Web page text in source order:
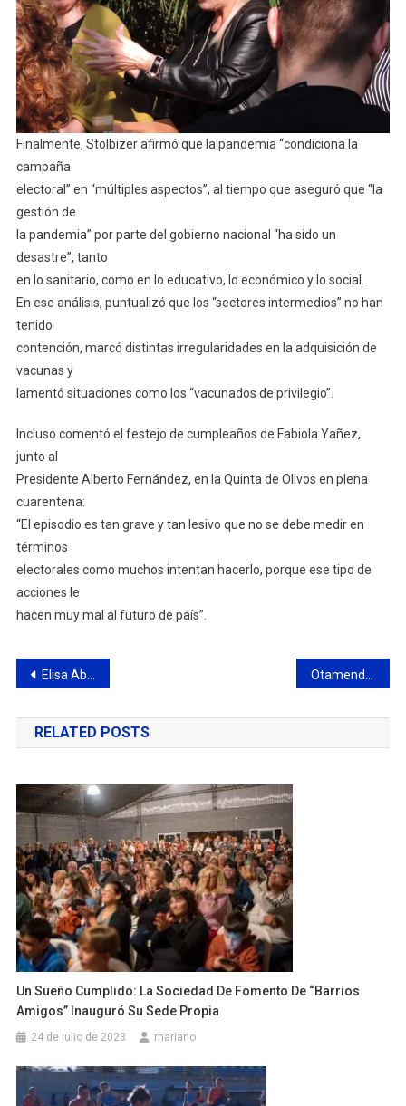
Finalmente, Stolbizer afirmó que la pandemia “condiciona la
campaña
electoral” en “múltiples aspectos”, al tiempo que aseguró que “la
gestión de
la pandemia” por parte del gobierno nacional “ha sido un
desastre”, tanto
en lo sanitario, como en lo educativo, lo económico y lo social.
En ese análisis, puntualizó que los “sectores intermedios” no han
tenido
contención, marcó distintas irregularidades en la adquisición de
vacunas y
lamentó situaciones como los “vacunados de privilegio”.
Incluso comentó el festejo de cumpleaños de Fabiola Yañez,
junto al
Presidente Alberto Fernández, en la Quinta de Olivos en plena
cuarentena:
“El episodio es tan grave y tan lesivo que no se debe medir en
términos
electorales como muchos intentan hacerlo, porque ese tipo de
acciones le
hacen muy mal al futuro de país”.
Navegación
de
entradas
Elisa Abella: “Vamos a seguir acompañando a nuestros jóvenes en sus proyectos”
RELATED POSTS
Un Sueño Cumplido: La Sociedad De Fomento De “Barrios
Amigos” Inauguró Su Sede Propia
24 de julio de 2023 mariano